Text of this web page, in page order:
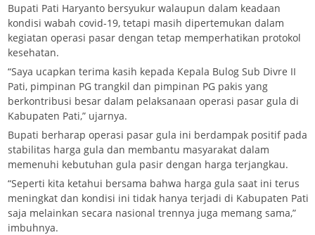
Bupati Pati Haryanto bersyukur walaupun dalam keadaan
kondisi wabah covid-19, tetapi masih dipertemukan dalam
kegiatan operasi pasar dengan tetap memperhatikan protokol
kesehatan.
“Saya ucapkan terima kasih kepada Kepala Bulog Sub Divre II
Pati, pimpinan PG trangkil dan pimpinan PG pakis yang
berkontribusi besar dalam pelaksanaan operasi pasar gula di
Kabupaten Pati,” ujarnya.
Bupati berharap operasi pasar gula ini berdampak positif pada
stabilitas harga gula dan membantu masyarakat dalam
memenuhi kebutuhan gula pasir dengan harga terjangkau.
“Seperti kita ketahui bersama bahwa harga gula saat ini terus
meningkat dan kondisi ini tidak hanya terjadi di Kabupaten Pati
saja melainkan secara nasional trennya juga memang sama,”
imbuhnya.